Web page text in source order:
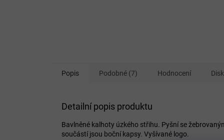
Popis Podobné (7) Hodnocení
Detailní popis produktu
Bavlněné kalhoty úzkého střihu. Pyšní se
součástí jsou boční kapsy. Vyšívané logo.